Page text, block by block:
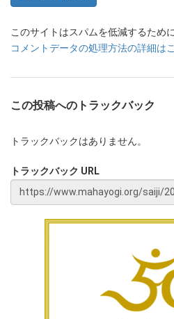
このサイトはスパムを低減するため
コメントデータの処理方法の詳細は
この投稿へのトラックバック
トラックバックはありません。
トラックバック URL